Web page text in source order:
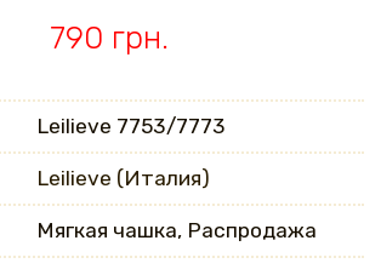
790 грн.
Leilieve 7753/7773
Leilieve (Италия)
Мягкая чашка, Распродажа